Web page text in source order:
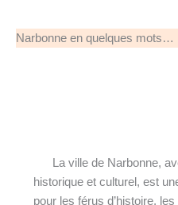
Narbonne en quelques mots…
La ville de Narbonne,
historique et culturel, est
pour les férus d’histoire,